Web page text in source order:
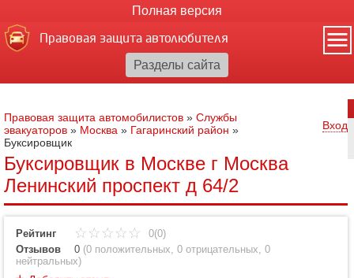
Полная версия
Правовая защита автолюбителя
Правовая защита автомобилистов » Службы
эвакуаторов » Москва » Гагаринский район »
Буксировщик
Вход
Буксировщик в Москве г Москва
Ленинский проспект д 64/2
Рейтинг
0(0)
Отзывов
0 (0 положительных, 0 отрицательных, 0
нейтральных)